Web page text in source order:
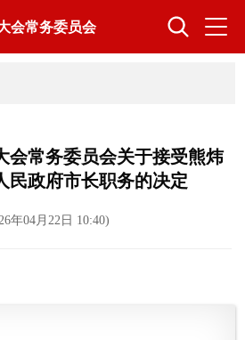
会常务委员会
组成人员
会常务委员会关于接受熊炜
民政府市长职务的决定
年04月22日 10:40)